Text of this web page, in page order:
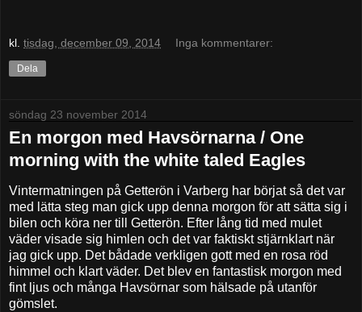
kl. tisdag, december 09, 2014 Inga kommentarer:
Dela
söndag 23 november 2014
En morgon med Havsörnarna / One
morning with the white taled Eagles
Vintermatningen på Getterön i Varberg har börjat så det var
med lätta steg man gick upp denna morgon för att sätta sig i
bilen och köra ner till Getterön. Efter lång tid med mulet
väder visade sig himlen och det var faktiskt stjärnklart när
jag gick upp. Det bådade verkligen gott med en rosa röd
himmel och klart väder. Det blev en fantastisk morgon med
fint ljus och många Havsörnar som hälsade på utanför
gömslet.